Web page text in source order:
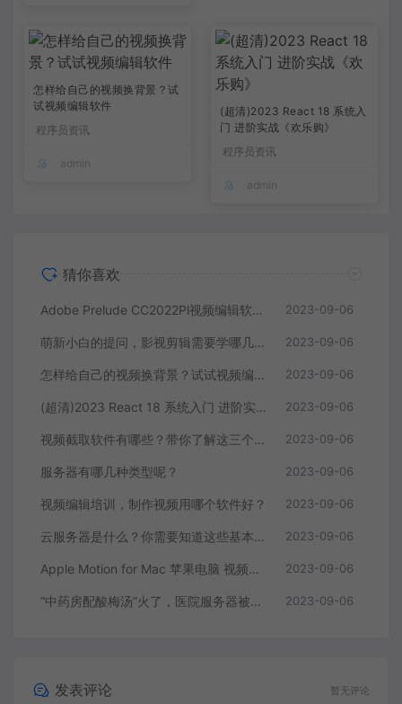
怎样给自己的视频换背景？试
试视频编辑软件
程序员资讯
admin
(超清)2023 React 18 系统入
门 进阶实战《欢乐购》
程序员资讯
admin
猜你喜欢
Adobe Prelude CC2022Pl视频编辑软件中文直装版 2023-09-06
萌新小白的提问，影视剪辑需要学哪几个软件？ 2023-09-06
怎样给自己的视频换背景？试试视频编辑软件 2023-09-06
(超清)2023 React 18 系统入门 进阶实战《欢乐购》 2023-09-06
视频截取软件有哪些？带你了解这三个视频编辑软件 2023-09-06
服务器有哪几种类型呢？ 2023-09-06
视频编辑培训，制作视频用哪个软件好？ 2023-09-06
云服务器是什么？你需要知道这些基本知识 2023-09-06
Apple Motion for Mac 苹果电脑 视频编辑软件 2023-09-06
“中药房配酸梅汤”火了，医院服务器被挤爆，网友：更适合中国宝宝体质 2023-09-06
发表评论 暂无评论